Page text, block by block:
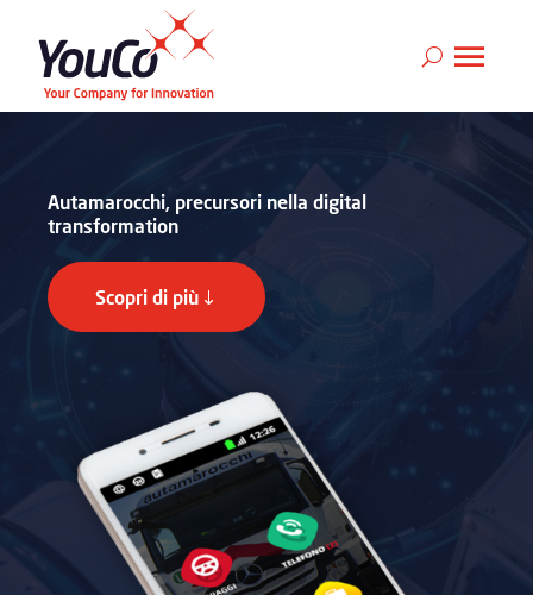
Autamarocchi, precursori nella digital
transformation
Scopri di più